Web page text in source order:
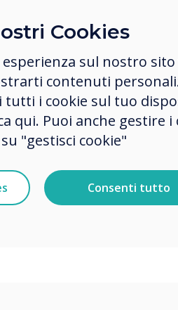
A global,
what started as
Clevertouch
organisation
80 countries.
can I purchase
Cookies
sul nostro
contenuti
i cookie sul tuo
qui. Puoi anche gestire
"gestisci cookie"
Consenti tutto